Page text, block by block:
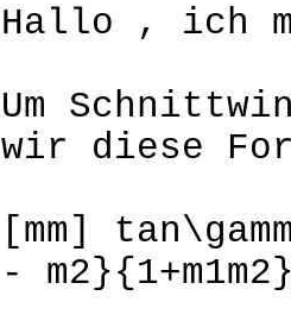
Hallo , ich
Um
wir diese
[mm]
-